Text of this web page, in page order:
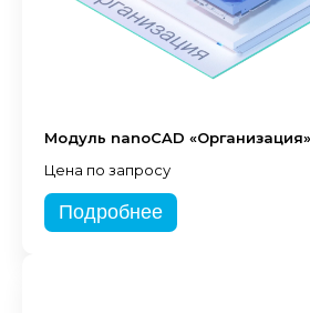
Модуль nanoCAD «Организация»
Цена по запросу
Подробнее